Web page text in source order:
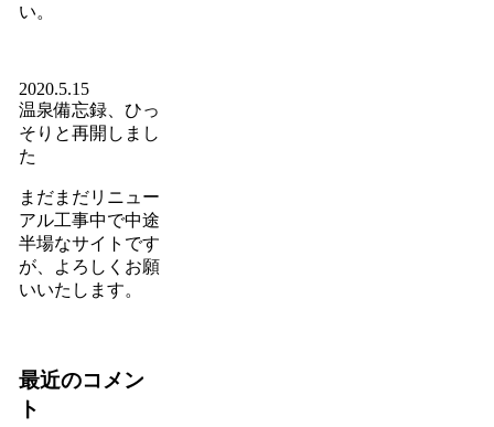
い。
2020.5.15
温泉備忘録、ひっ
そりと再開しまし
た
まだまだリニュー
アル工事中で中途
半場なサイトです
が、よろしくお願
いいたします。
最近のコメン
ト